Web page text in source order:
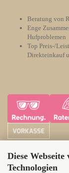
Diese
Technologien
Beratung von
Enge
Hufproblemen
Top Preis-/
Direkteinkauf
ATH Horsecare